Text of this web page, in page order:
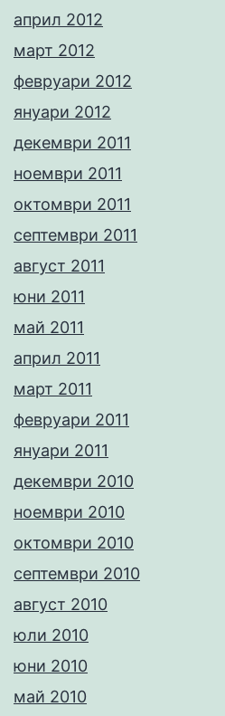
април 2012
март 2012
февруари 2012
януари 2012
декември 2011
ноември 2011
октомври 2011
септември 2011
август 2011
юни 2011
май 2011
април 2011
март 2011
февруари 2011
януари 2011
декември 2010
ноември 2010
октомври 2010
септември 2010
август 2010
юли 2010
юни 2010
май 2010